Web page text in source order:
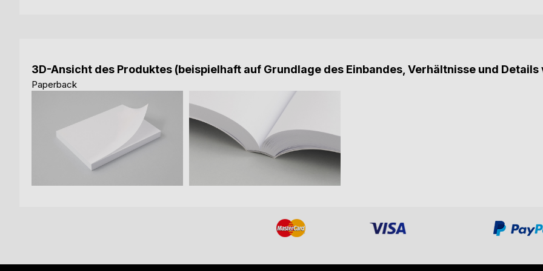
3D-Ansicht des Produktes (beispielhaft auf Grundlage des Einbandes, Verhältnisse und
Paperback